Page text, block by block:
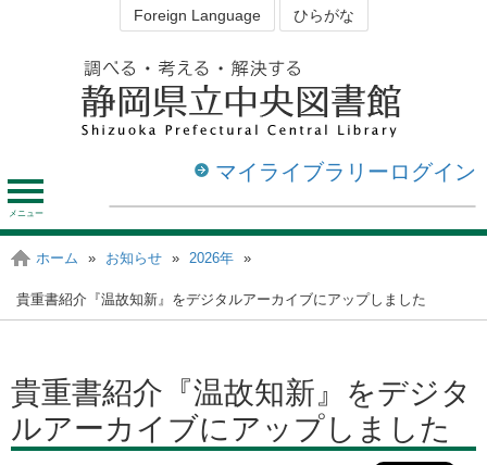
Foreign Language ひらがな
マイライブラリーログイン
メ
ニ
ュ
ー
資料を探す・調べる
図書館を利用する
静岡の図書館
ホーム » お知らせ » 2026年 »
貴重書紹介『温故知新』をデジタルアーカイブにアップしました
貴重書紹介『温故知新』をデジタ
ルアーカイブにアップしました